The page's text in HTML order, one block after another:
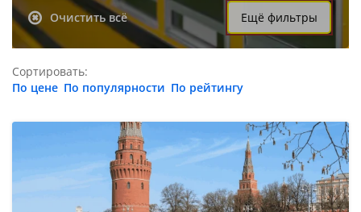
Очистить всё Ещё фильтры
Сортировать:
По цене По популярности По рейтингу